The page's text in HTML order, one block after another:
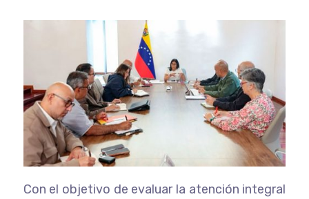
Con el objetivo de evaluar la atención integral